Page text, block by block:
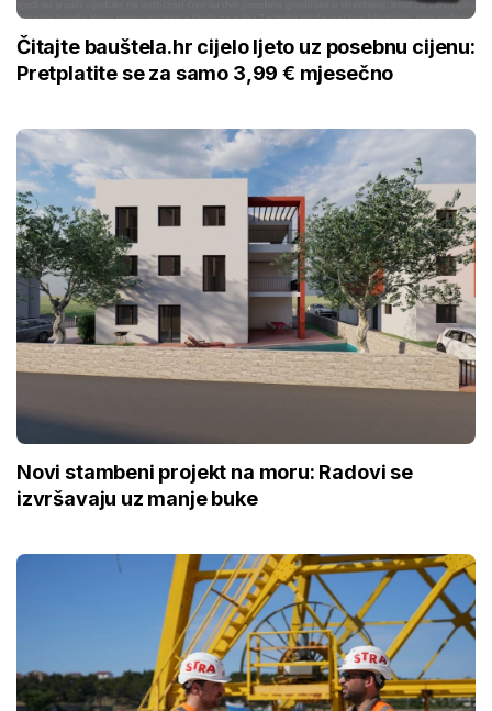
Čitajte bauštela.hr cijelo ljeto uz posebnu cijenu:
Pretplatite se za samo 3,99 € mjesečno
Novi stambeni projekt na moru: Radovi se
izvršavaju uz manje buke